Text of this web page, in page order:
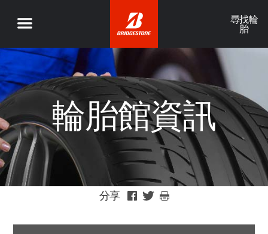
尋找輪
胎
輪胎館資訊
分享